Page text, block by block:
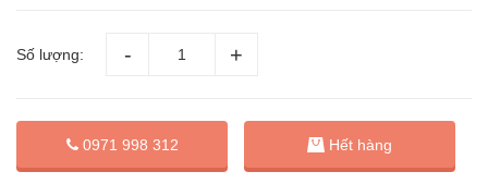
Số lượng:
0971 998 312 Hết hàng